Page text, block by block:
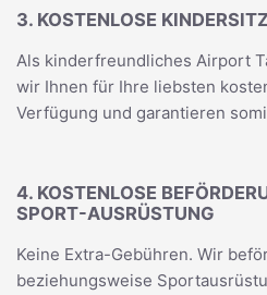
3. KOSTENLOSE
Als kinderfreundliches Airport
wir Ihnen für Ihre liebsten
Verfügung und garantieren
4. KOSTENLOSE
SPORT-AUSRÜSTUNG
Keine Extra-Gebühren. Wir
beziehungsweise